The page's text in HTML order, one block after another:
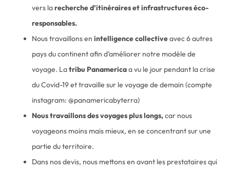
vers larecherche d’itinéraires et infrastructures éco-
responsables.
Nous travaillons enintelligence collectiveavec 6 autres
pays du continent afin d’améliorer notre modèle de
voyage. Latribu Panamericaa vu le jour pendant la crise
du Covid-19 et travaille sur le voyage de demain (compte
instagram: @panamericabyterra)
Nous travaillons des voyages plus longs,car nous
voyageons moins mais mieux, en se concentrant sur une
partie du territoire.
Dans nos devis, nous mettons en avant les prestataires qui